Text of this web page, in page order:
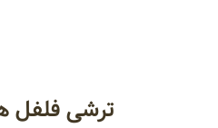
ترشی فلفل